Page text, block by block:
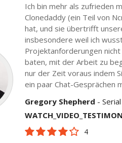
Ich bin mehr als zufrieden
Clonedaddy (ein Teil von
hat, und sie übertrifft
insbesondere weil ich
Projektanforderungen
baten, mit der Arbeit zu
nur der Zeit voraus indem
ein paar Chat-Gesprächen
Gregory Shepherd -
4